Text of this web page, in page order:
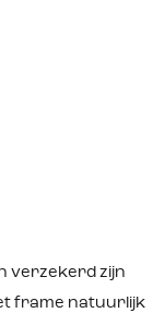
verzekerd zijn
frame natuurlijk